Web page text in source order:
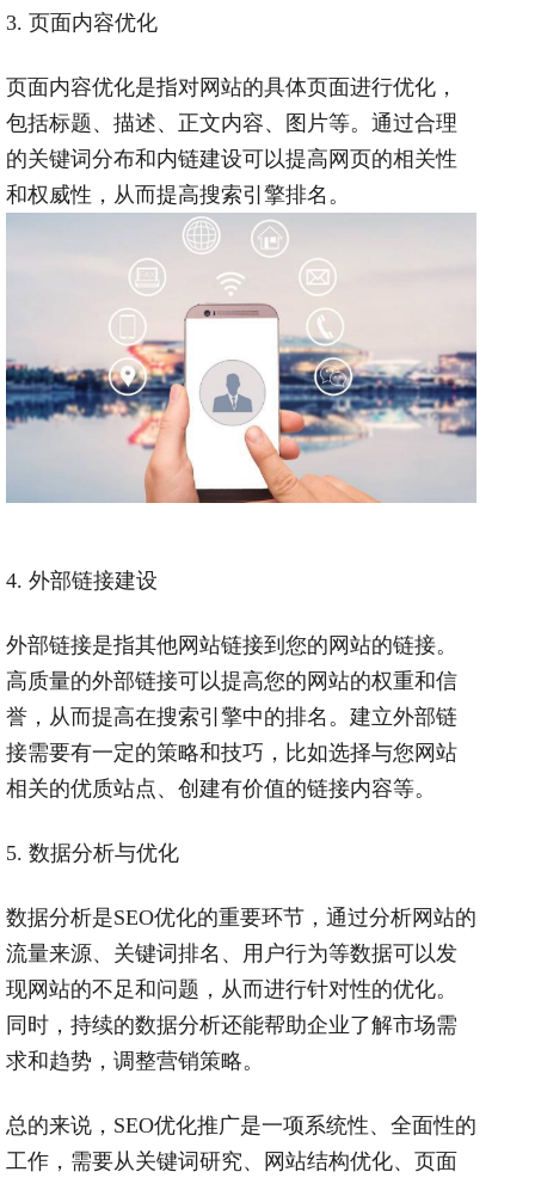
3. 页面内容优化
页面内容优化是指对网站的具体页面进行优化，
包括标题、描述、正文内容、图片等。通过合理
的关键词分布和内链建设可以提高网页的相关性
和权威性，从而提高搜索引擎排名。
4. 外部链接建设
外部链接是指其他网站链接到您的网站的链接。
高质量的外部链接可以提高您的网站的权重和信
誉，从而提高在搜索引擎中的排名。建立外部链
接需要有一定的策略和技巧，比如选择与您网站
相关的优质站点、创建有价值的链接内容等。
5. 数据分析与优化
数据分析是SEO优化的重要环节，通过分析网站的
流量来源、关键词排名、用户行为等数据可以发
现网站的不足和问题，从而进行针对性的优化。
同时，持续的数据分析还能帮助企业了解市场需
求和趋势，调整营销策略。
总的来说， SEO优化推广是一项系统性、全面性的
工作，需要从关键词研究、网站结构优化、页面